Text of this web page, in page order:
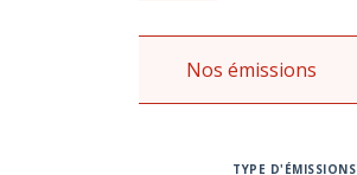
Nos émissions
TYPE D'ÉMISSIONS